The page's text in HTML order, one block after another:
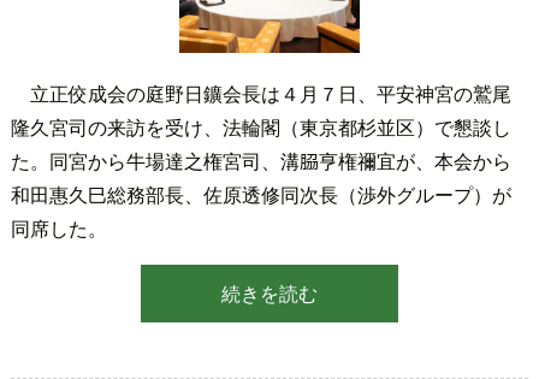
立正佼成会の庭野日鑛会長は４月７日、平安神宮の鷲尾
隆久宮司の来訪を受け、法輪閣（東京都杉並区）で懇談し
た。同宮から牛場達之権宮司、溝𦚰亨権禰宜が、本会から
和田惠久巳総務部長、佐原透修同次長（渉外グループ）が
同席した。
続きを読む